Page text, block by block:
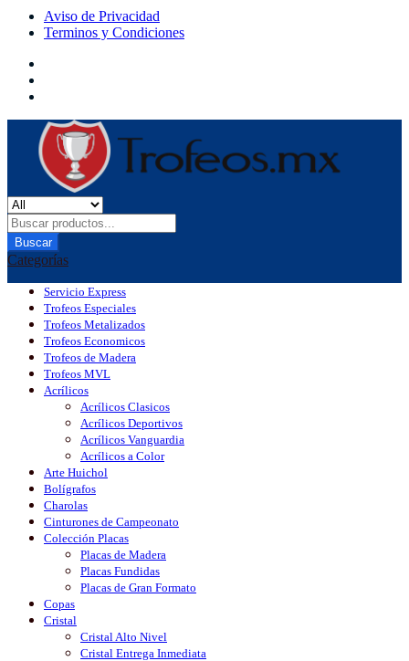
Aviso de Privacidad
Terminos y Condiciones
Buscar
Categorías
Servicio Express
Trofeos Especiales
Trofeos Metalizados
Trofeos Economicos
Trofeos de Madera
Trofeos MVL
Acrílicos
Acrílicos Clasicos
Acrílicos Deportivos
Acrílicos Vanguardia
Acrílicos a Color
Arte Huichol
Bolígrafos
Charolas
Cinturones de Campeonato
Colección Placas
Placas de Madera
Placas Fundidas
Placas de Gran Formato
Copas
Cristal
Cristal Alto Nivel
Cristal Entrega Inmediata